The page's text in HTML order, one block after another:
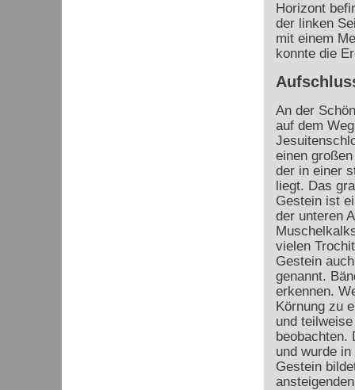
Horizont
der linken
mit einem
konnte die
An der
auf dem
einen
der in einer
liegt. Das
Gestein ist
der unteren
vielen
Gestein
genannt.
erkennen.
Körnung zu
und
beobachten.
und wurde
Gestein